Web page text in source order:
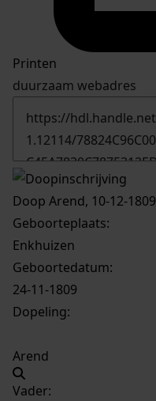
Printen
duurzaam webadres
Doop Arend, 10-12-1809
Geboorteplaats:
Enkhuizen
Geboortedatum:
24-11-1809
Dopeling:
Arend
Vader: